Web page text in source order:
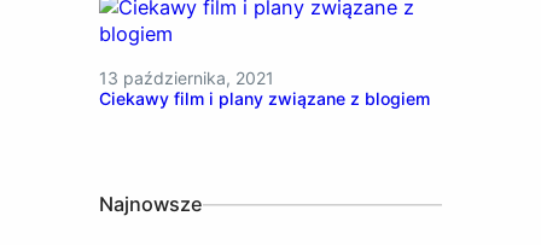
13 października, 2021
Ciekawy film i plany związane z blogiem
Najnowsze